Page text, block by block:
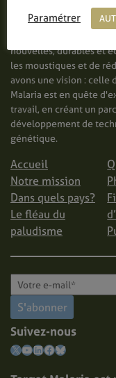
Target Malaria est un
nouvelles, durables et
les moustiques et de
avons une vision : celle
Malaria est en quête
travail, en créant un
développement de
génétique.
Accueil
Notre mission
Dans quels pays?
Le fléau du
paludisme
S'abonner
Suivez-nous
X YouTube LinkedIn Facebook Bluesky
Paramétrer